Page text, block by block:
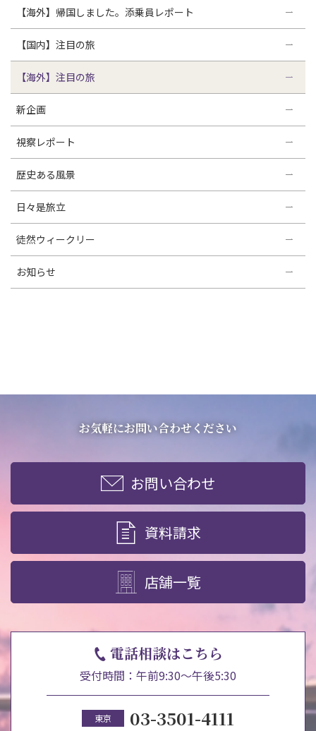
【海外】帰国しました。添乗員レポート
【国内】注目の旅
【海外】注目の旅
新企画
視察レポート
歴史ある風景
日々是旅立
徒然ウィークリー
お知らせ
お気軽にお問い合わせください
お問い合わせ
資料請求
店舗一覧
電話相談はこちら
受付時間：午前9:30～午後5:30
東京 03-3501-4111